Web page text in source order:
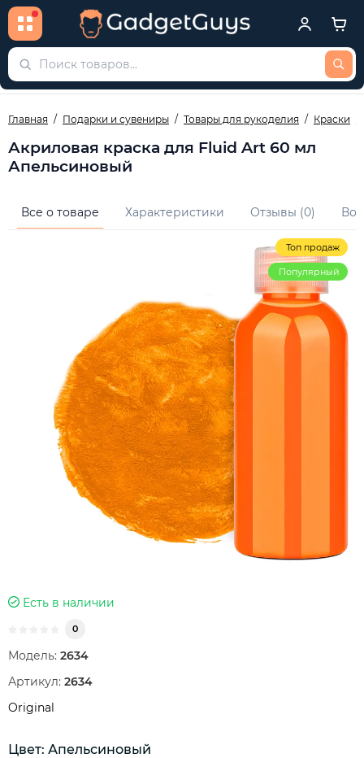
Главная Подарки и сувениры Товары для рукоделия Краски
Акриловая краска для Fluid Art 60 мл
Апельсиновый
Все о товаре Характеристики Отзывы (0)
Топ продаж
Популярный
Есть в наличии
0
Модель: 2634
Артикул: 2634
Original
Цвет: Апельсиновый